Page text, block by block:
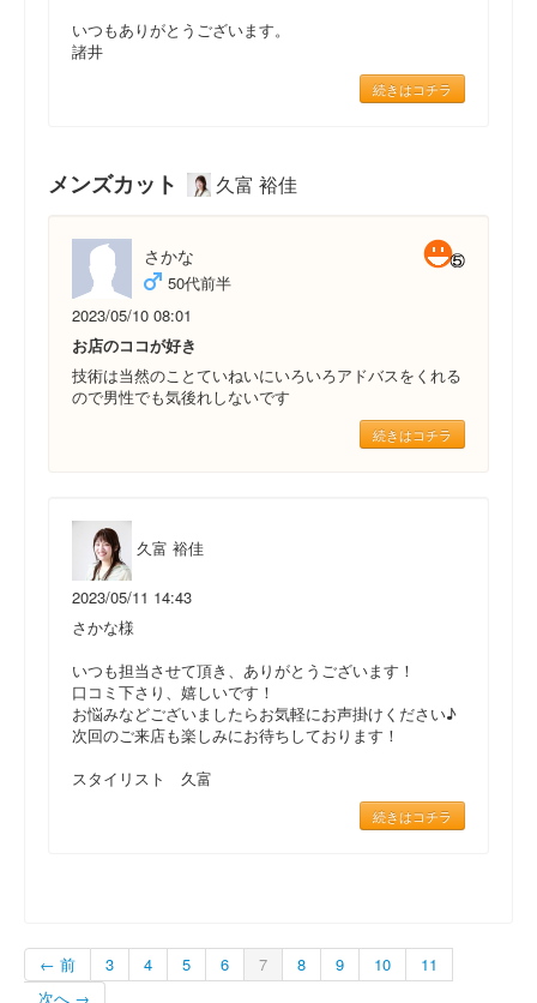
いつもありがとうございます。
諸井
続きはコチラ
メンズカット 久富 裕佳
さかな
50代前半
2023/05/10 08:01
お店のココが好き
技術は当然のことていねいにいろいろアドバスをくれる
ので男性でも気後れしないです
続きはコチラ
久富 裕佳
2023/05/11 14:43
さかな様
いつも担当させて頂き、ありがとうございます！
口コミ下さり、嬉しいです！
お悩みなどございましたらお気軽にお声掛けください♪
次回のご来店も楽しみにお待ちしております！
スタイリスト 久富
続きはコチラ
← 前 3 4 5 6 7 8 9 10
11
次へ →